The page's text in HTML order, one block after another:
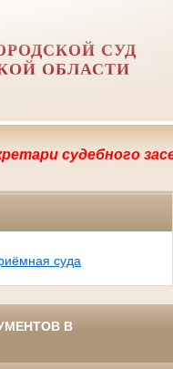
СУД
ОБЛАСТИ
суда
В